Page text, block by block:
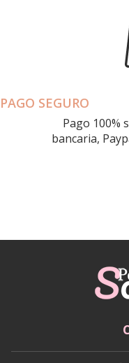
PAGO SEGURO
Pago 100%
bancaria,